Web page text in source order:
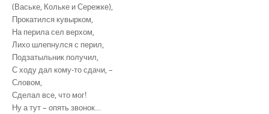
(Ваське, Кольке и Сережке),
Прокатился кувырком,
На перила сел верхом,
Лихо шлепнулся с перил,
Подзатыльник получил,
С ходу дал кому-то сдачи, –
Словом,
Сделал все, что мог!
Ну а тут – опять звонок…